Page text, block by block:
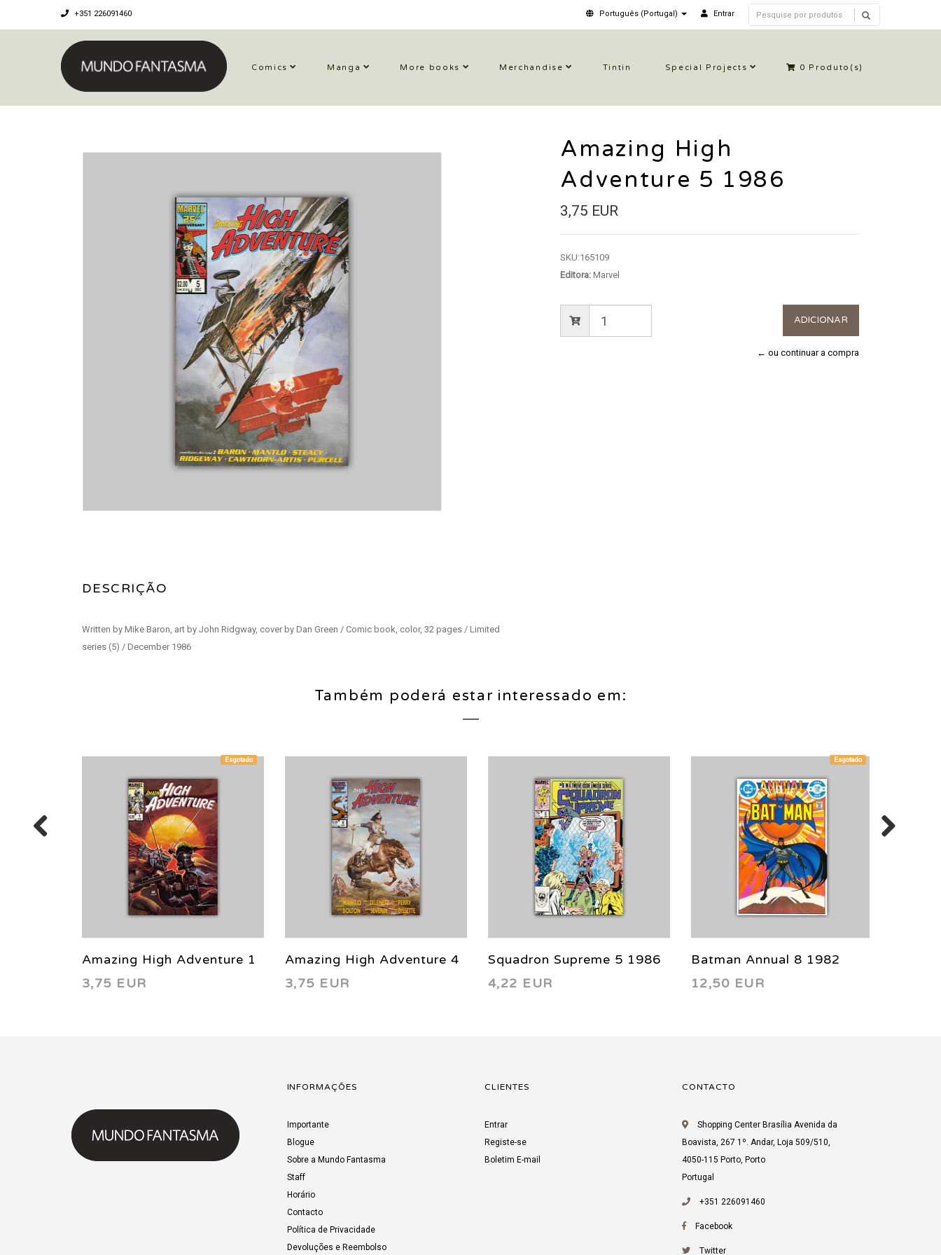
+351 226091460 Português (Portugal) Entrar
Comics Manga More books Merchandise Tintin Special Projects 0 Produto(s)
DESCRIÇÃO
Written by Mike Baron, art by John Ridgway, cover by Dan Green / Comic book, color, 32 pages / Limited
series (5) / December 1986
Amazing High
Adventure 5 1986
3,75 EUR
SKU:165109
Editora:Marvel
← ou continuar a compra
Também poderá estar interessado em:
Esgotado
Amazing High Adventure 1
1984
3,75 EUR
Amazing High Adventure 4
1986
3,75 EUR
Squadron Supreme 5 1986
4,22 EUR
Esgotado
Batman Annual 8 1982
12,50 EUR
INFORMAÇÕES
Importante
Blogue
Sobre a Mundo Fantasma
Staff
Horário
Contacto
Política de Privacidade
Devoluções e Reembolso
CLIENTES
Entrar
Registe-se
Boletim E-mail
CONTACTO
Shopping Center Brasília Avenida da
Boavista, 267 1º. Andar, Loja 509/510,
4050-115 Porto, Porto
Portugal
+351 226091460
Facebook
Twitter